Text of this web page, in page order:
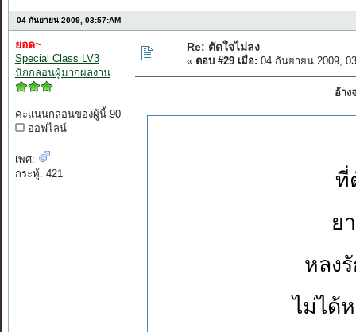
04 กันยายน 2009, 03:57:AM
ยอด~
Special Class LV3
นักกลอนผู้มากผลงาน
คะแนนกลอนของผู้นี้ 90
ออฟไลน์
เพศ:
กระทู้: 421
Re: ตัดใจไม่ลง
« ตอบ #29 เมื่อ: 04 กันยายน 2009,
อ้าง
ที่
ย
หลง
ไม่ได้